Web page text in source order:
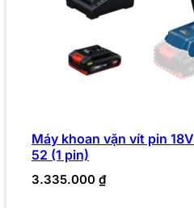
Máy khoan vặn vít pin
52 (1 pin)
3.335.000 ₫